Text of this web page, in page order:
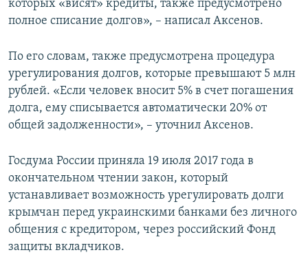
которых «висят» кредиты, также предусмотрено
полное списание долгов», – написал Аксенов.
По его словам, также предусмотрена процедура
урегулирования долгов, которые превышают 5 млн
рублей. «Если человек вносит 5% в счет погашения
долга, ему списывается автоматически 20% от
общей задолженности», – уточнил Аксенов.
Госдума России приняла 19 июля 2017 года в
окончательном чтении закон, который
устанавливает возможность урегулировать долги
крымчан перед украинскими банками без личного
общения с кредитором, через российский Фонд
защиты вкладчиков.